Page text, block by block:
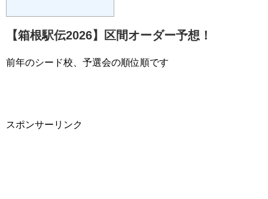
【箱根駅伝2026】区間オーダー予想！
前年のシード校、予選会の順位順です
スポンサーリンク